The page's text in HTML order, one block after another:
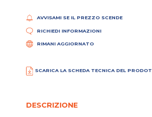
AVVISAMI SE IL PREZZO SCENDE
RICHIEDI INFORMAZIONI
RIMANI AGGIORNATO
SCARICA LA SCHEDA TECNICA DEL
DESCRIZIONE